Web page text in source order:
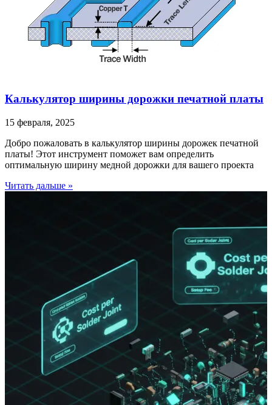
Калькулятор ширины дорожки печатной платы
15 февраля, 2025
Добро пожаловать в калькулятор ширины дорожек печатной
платы! Этот инструмент поможет вам определить
оптимальную ширину медной дорожки для вашего проекта
Читать дальше »